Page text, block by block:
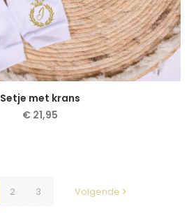
Setje met krans
€21,95
variaties.
Deze
2 3 Volgende